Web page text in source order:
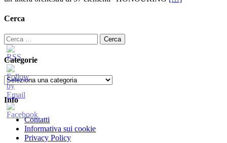
Cerca
Ricerca
per:
Categorie
Categorie
Info
Contatti
Informativa sui cookie
Privacy Policy